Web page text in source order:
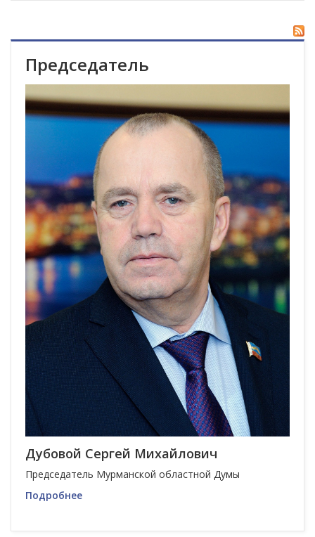
Председатель
Дубовой Сергей Михайлович
Председатель Мурманской областной Думы
Подробнее